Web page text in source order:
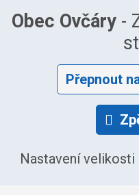
Obec Ovčáry-
Přepnout
Nastavení velikosti